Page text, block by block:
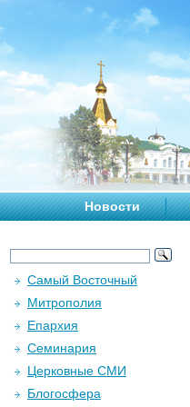
Новости
Самый Восточный
Митрополия
Епархия
Семинария
Церковные СМИ
Блогосфера